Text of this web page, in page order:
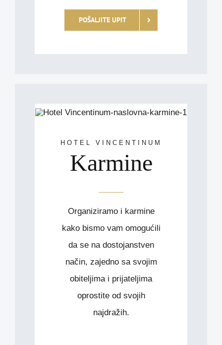
POŠALJITE UPIT
HOTEL VINCENTINUM
Karmine
Organiziramo i karmine
kako bismo vam omogućili
da se na dostojanstven
način, zajedno sa svojim
obiteljima i prijateljima
oprostite od svojih
najdražih.